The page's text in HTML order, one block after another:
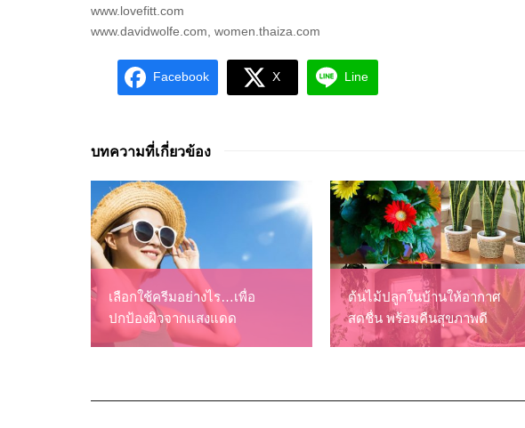
www.lovefitt.com
www.davidwolfe.com, women.thaiza.com
Facebook X Line
บทความที่เกี่ยวข้อง
เลือกใช้ครีมอย่างไร…เพื่อ
ปกป้องผิวจากแสงแดด
ต้นไม้ปลูกในบ้านให้อากาศ
สดชื่น พร้อมคืนสุขภาพดี